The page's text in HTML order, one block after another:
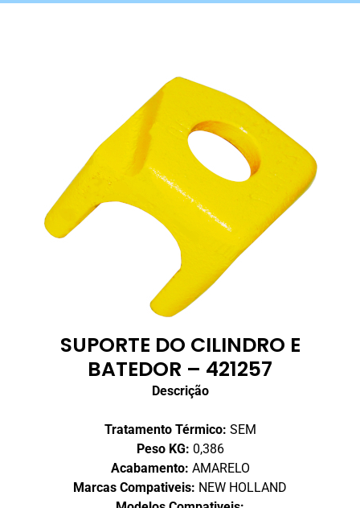
SUPORTE DO CILINDRO E
BATEDOR – 421257
Descrição
Tratamento Térmico: SEM
Peso KG: 0,386
Acabamento: AMARELO
Marcas Compativeis: NEW HOLLAND